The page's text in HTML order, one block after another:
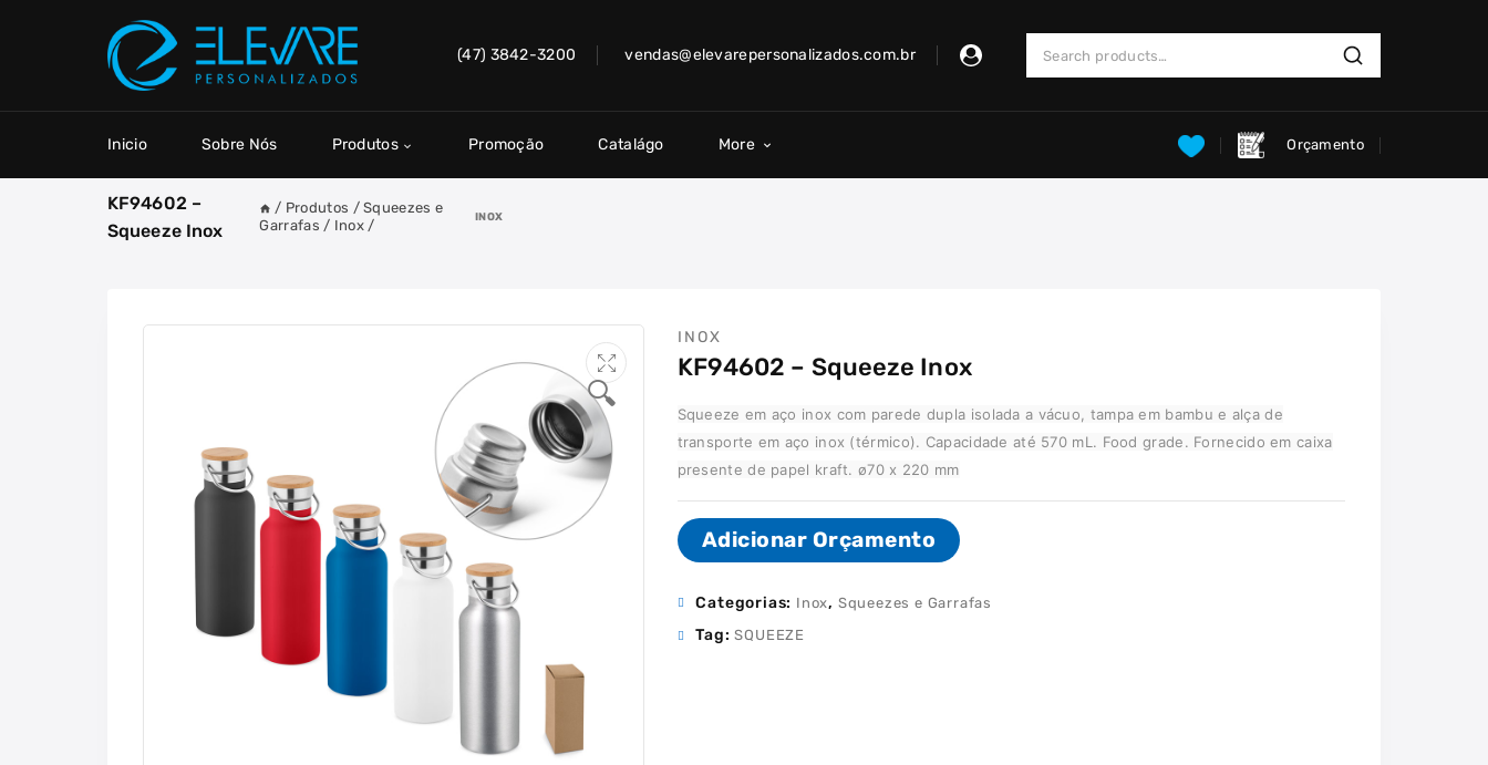
(47) 3842-3200 vendas@elevarepersonalizados.com.br Search
Inicio Sobre Nós Produtos Promoção Catalágo More Orçamento
KF94602 –
Squeeze Inox
/ Produtos / Squeezes e
Garrafas / Inox /
INOX
🔍
INOX
KF94602 – Squeeze Inox
Squeeze em aço inox com parede dupla isolada a vácuo, tampa em bambu e alça de
transporte em aço inox (térmico). Capacidade até 570 mL. Food grade. Fornecido em caixa
presente de papel kraft. ø70 x 220 mm
Adicionar Orçamento
Categorias: Inox, Squeezes e Garrafas
Tag:SQUEEZE